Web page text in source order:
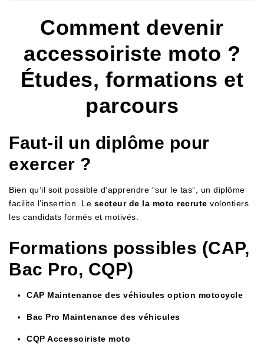
Comment devenir
accessoiriste moto ?
Études, formations et
parcours
Faut-il un diplôme pour
exercer ?
Bien qu’il soit possible d’apprendre “sur le tas”, un diplôme
facilite l’insertion. Le secteur de la moto recrute volontiers
les candidats formés et motivés.
Formations possibles (CAP,
Bac Pro, CQP)
CAP Maintenance des véhicules option motocycle
Bac Pro Maintenance des véhicules
CQP Accessoiriste moto